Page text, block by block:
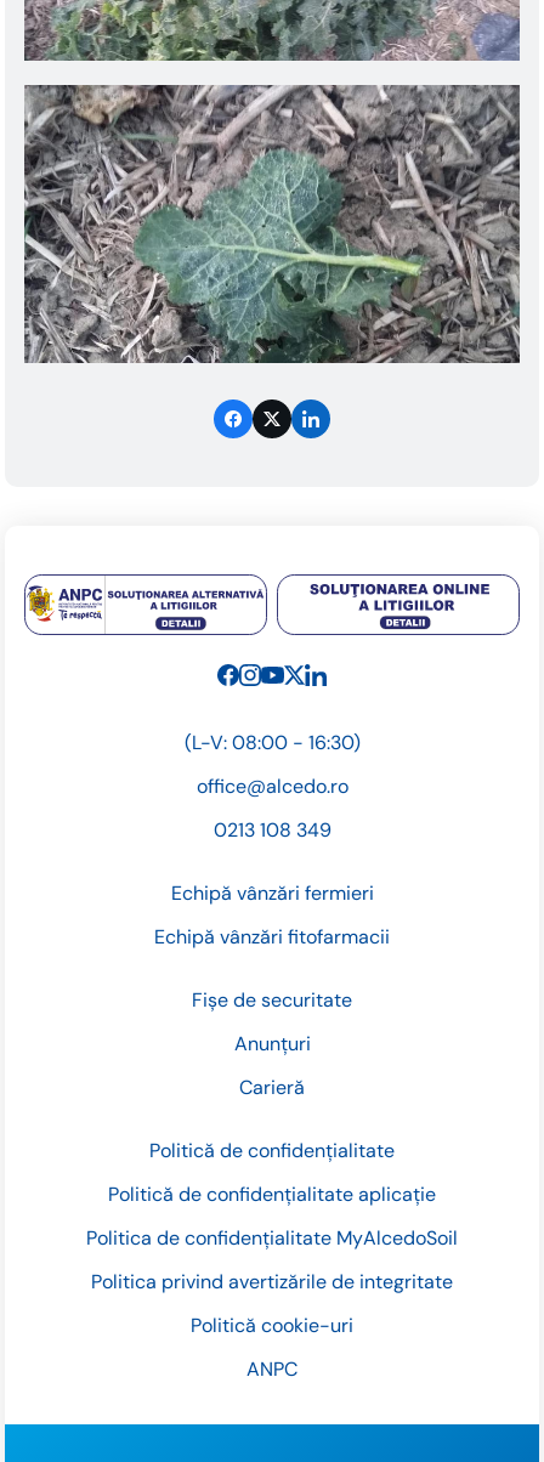
Fișe de securitate
Anunțuri
Carieră
Politică de confidențialitate
Politică de confidențialitate aplicație
Politica de confidențialitate MyAlcedoSoil
Politica privind avertizările de integritate
Politică cookie-uri
ANPC
(L-V: 08:00 - 16:30)
office@alcedo.ro
0213 108 349
Echipă vânzări fermieri
Echipă vânzări fitofarmacii